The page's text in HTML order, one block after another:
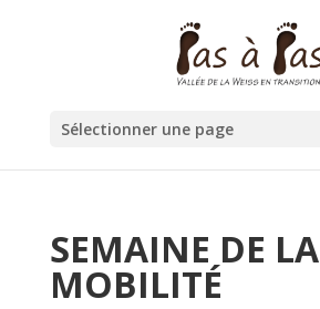
Sélectionner une page
SEMAINE DE LA
MOBILITÉ